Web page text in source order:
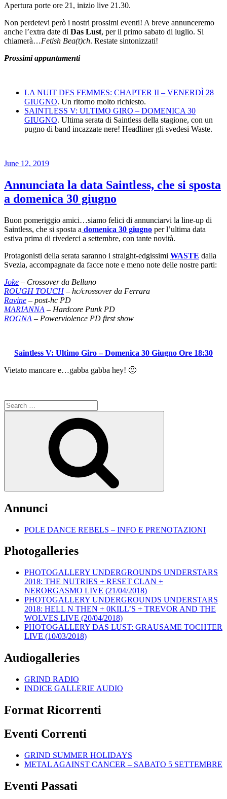
Apertura porte ore 21, inizio live 21.30.
Non perdetevi però i nostri prossimi eventi! A breve annunceremo
anche l’extra date di Das Lust, per il primo sabato di luglio. Si
chiamerà…Fetish Bea(t)ch. Restate sintonizzati!
Prossimi appuntamenti
LA NUIT DES FEMMES: CHAPTER II – VENERDÌ 28
GIUGNO. Un ritorno molto richiesto.
SAINTLESS V: ULTIMO GIRO – DOMENICA 30
GIUGNO. Ultima serata di Saintless della stagione, con un
pugno di band incazzate nere! Headliner gli svedesi Waste.
Posted
June 12, 2019
Annunciata la data Saintless, che si sposta
a domenica 30 giugno
Buon pomeriggio amici…siamo felici di annunciarvi la line-up di
Saintless, che si sposta a domenica 30 giugno per l’ultima data
estiva prima di rivederci a settembre, con tante novità.
Protagonisti della serata saranno i straight-edgissimi WASTE dalla
Svezia, accompagnate da facce note e meno note delle nostre parti:
Joke – Crossover da Belluno
ROUGH TOUCH– hc/crossover da Ferrara
Ravine – post-hc PD
MARIANNA – Hardcore Punk PD
ROGNA – Powerviolence PD first show
Saintless V: Ultimo Giro – Domenica 30 Giugno Ore 18:30
Vietato mancare e…gabba gabba hey! 🙂
Search
for:
Annunci
POLE DANCE REBELS – INFO E PRENOTAZIONI
Photogalleries
PHOTOGALLERY UNDERGROUNDS UNDERSTARS
2018: THE NUTRIES + RESET CLAN +
NERORGASMO LIVE (21/04/2018)
PHOTOGALLERY UNDERGROUNDS UNDERSTARS
2018: HELL N THEN + 0KILL’S + TREVOR AND THE
WOLVES LIVE (20/04/2018)
PHOTOGALLERY DAS LUST: GRAUSAME TOCHTER
LIVE (10/03/2018)
Audiogalleries
GRIND RADIO
INDICE GALLERIE AUDIO
Format Ricorrenti
Eventi Correnti
GRIND SUMMER HOLIDAYS
METAL AGAINST CANCER – SABATO 5 SETTEMBRE
Eventi Passati